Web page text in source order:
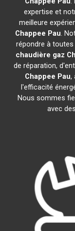
expertise et
meilleure
Chappee Pau.
répondre à
chaudière gaz
de réparation,
Chappee Pau,
l'efficacité
Nous sommes
avec